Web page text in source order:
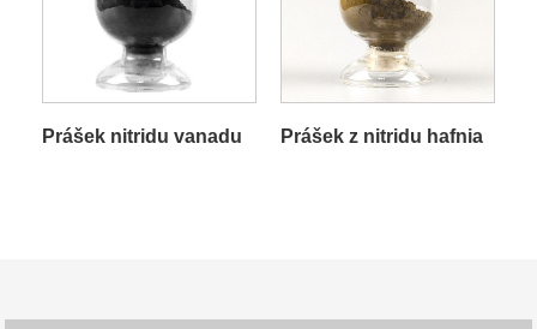
Prášek nitridu vanadu Prášek z nitridu hafnia